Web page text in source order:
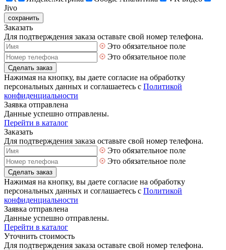
Jivo
сохранить
Заказать
Для подтверждения заказа оставьте свой номер телефона.
Это обязательное поле
Это обязательное поле
Сделать заказ
Нажимая на кнопку, вы даете согласие на обработку
персональных данных и соглашаетесь с Политикой
конфиденциальности
Заявка отправлена
Данные успешно отправлены.
Перейти в каталог
Заказать
Для подтверждения заказа оставьте свой номер телефона.
Это обязательное поле
Это обязательное поле
Сделать заказ
Нажимая на кнопку, вы даете согласие на обработку
персональных данных и соглашаетесь с Политикой
конфиденциальности
Заявка отправлена
Данные успешно отправлены.
Перейти в каталог
Уточнить стоимость
Для подтверждения заказа оставьте свой номер телефона.